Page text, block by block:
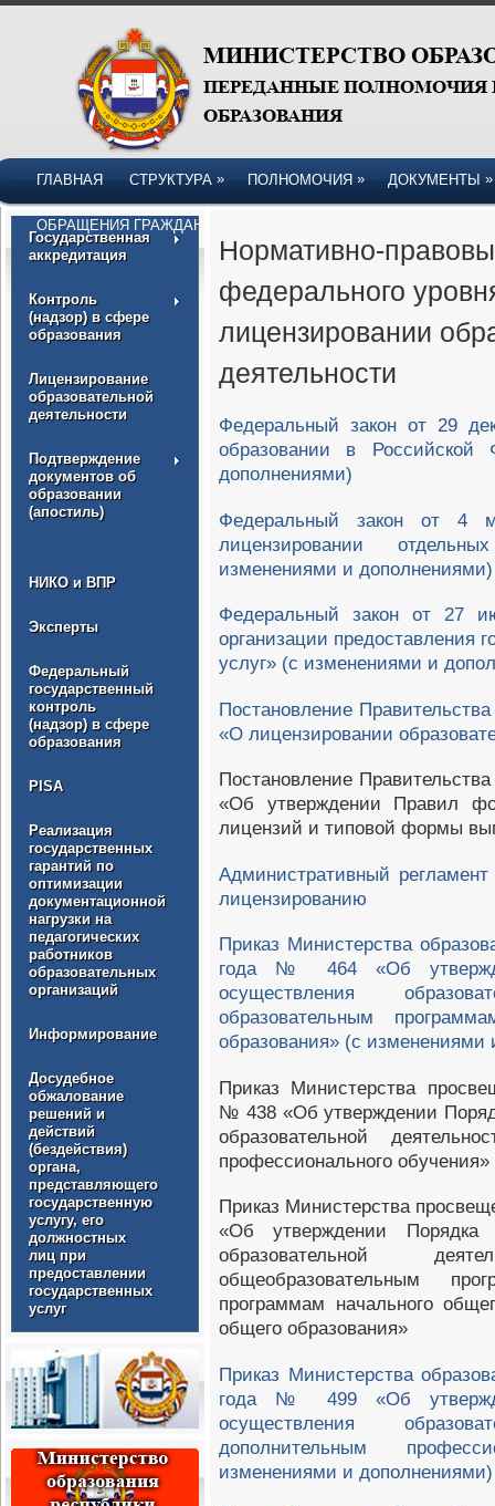
ГЛАВНАЯ СТРУКТУРА » ПОЛНОМОЧИЯ » ДОКУМЕНТЫ »
ОБРАЩЕНИЯ ГРАЖДАН
Государственная
аккредитация
Контроль
(надзор) в сфере
образования
Лицензирование
образовательной
деятельности
Подтверждение
документов об
образовании
(апостиль)
НИКО и ВПР
Эксперты
Федеральный
государственный
контроль
(надзор) в сфере
образования
PISA
Реализация
государственных
гарантий по
оптимизации
документационной
нагрузки на
педагогических
работников
образовательных
организаций
Информирование
Досудебное
обжалование
решений и
действий
(бездействия)
органа,
представляющего
государственную
услугу, его
должностных
лиц при
предоставлении
государственных
услуг
Нормативно-
федерального
лицензировании
деятельности
Федеральный закон от 29
образовании в
дополнениями)
Федеральный закон от
лицензировании
изменениями и дополнениями)
Федеральный закон от
организации предоставления
услуг» (с изменениями и
Постановление
«О лицензировании
Постановление
«Об утверждении Правил
лицензий и типовой формы
Административный
лицензированию
Приказ Министерства
года № 464 «Об
осуществления
образовательным
образования» (с изменениями
Приказ Министерства
№ 438 «Об утверждении
образовательной
профессионального обучения»
Приказ Министерства
«Об утверждении Порядка
образовательной
общеобразовательным
программам начального
общего образования»
Приказ Министерства
года № 499 «Об
осуществления
дополнительным
изменениями и дополнениями)